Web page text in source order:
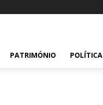
PATRIMÓNIO POLÍTICA